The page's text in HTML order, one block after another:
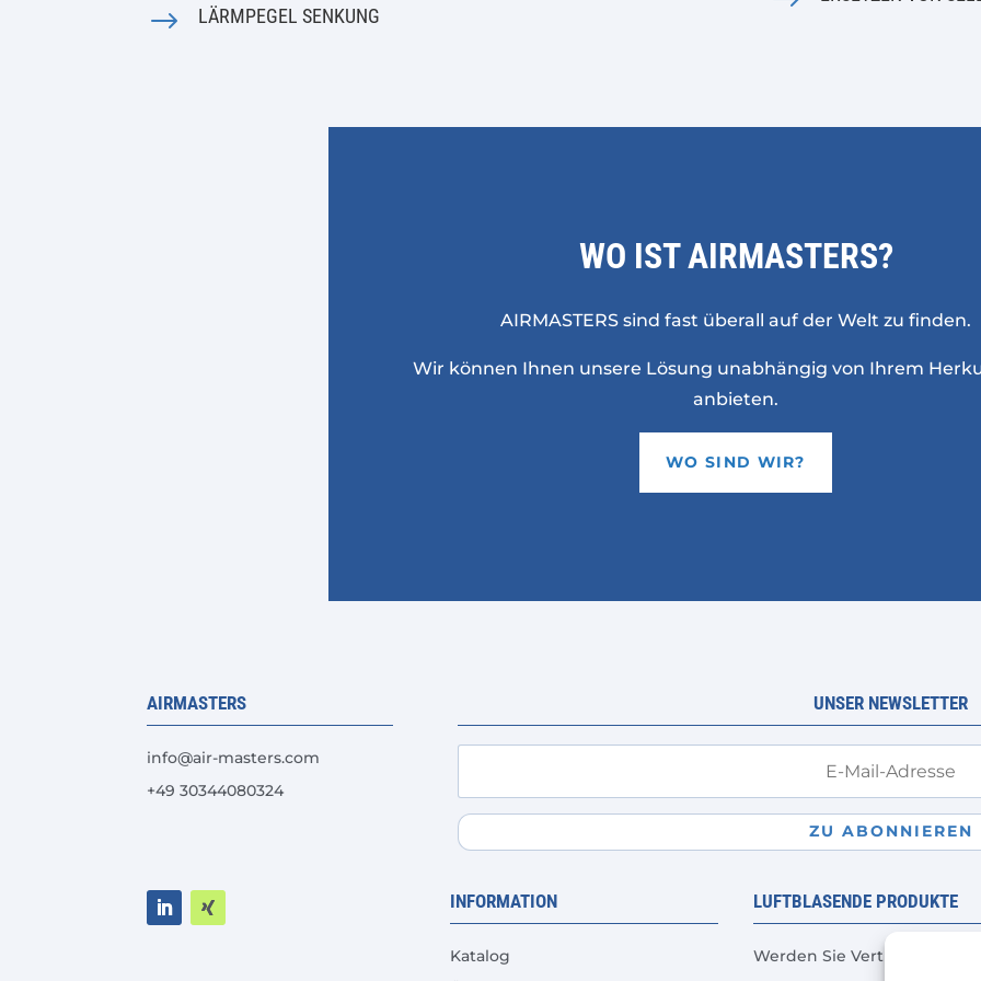
$ LÄRMPEGEL SENKUNG
WO IST AIRMASTERS?
AIRMASTERS sind fast überall auf der Welt zu finden.
Wir können Ihnen unsere Lösung unabhängig von Ihrem
anbieten.
WO SIND WIR?
AIRMASTERS
info@air-masters.com
+49 30344080324
UNSER NEWSLETTER
ZU ABONNIEREN
INFORMATION
Katalog
LUFTBLASENDE PRODUKTE
Werden Sie Vertriebspartner